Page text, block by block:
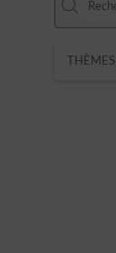
THÈMES